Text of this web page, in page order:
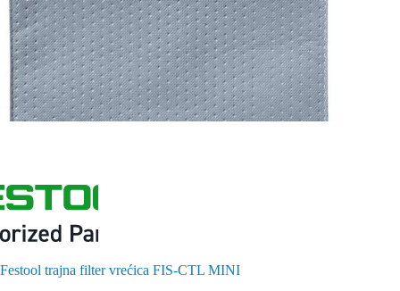
Festool trajna filter vrećica FIS-CTL MINI